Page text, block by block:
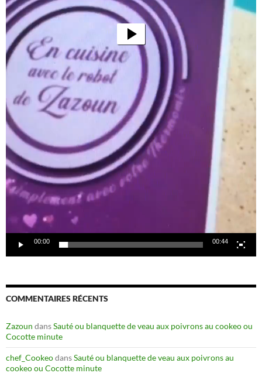
00:00 00:44
COMMENTAIRES RÉCENTS
Zazoun dansSauté ou blanquette de veau aux poivrons au cookeo ou
Cocotte minute
chef_CookeodansSauté ou blanquette de veau aux poivrons au
cookeo ou Cocotte minute